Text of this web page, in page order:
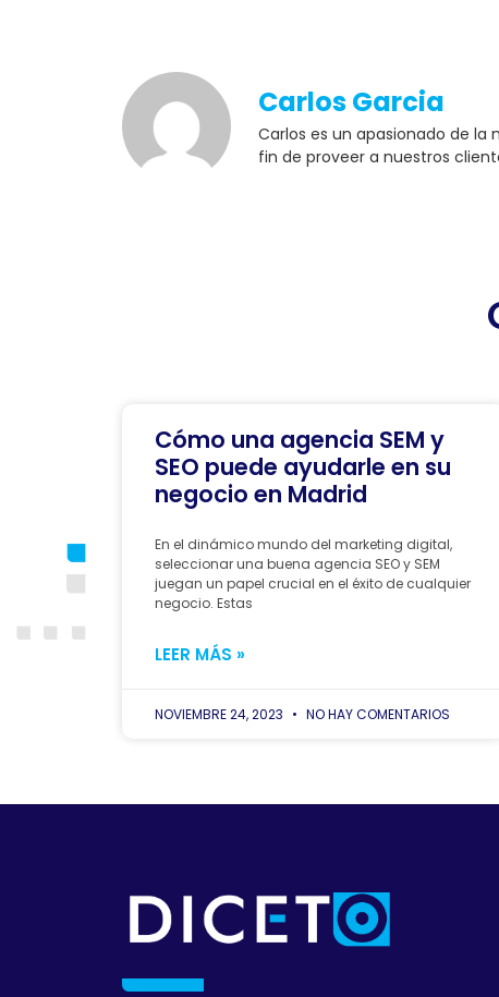
Carlos Garcia
Carlos es un apasionado de la
fin de proveer a nuestros
Cómo una agencia SEM y
SEO puede ayudarle en su
negocio en Madrid
En el dinámico mundo del marketing digital,
seleccionar una buena agencia SEO y SEM
juegan un papel crucial en el éxito de cualquier
negocio. Estas
LEER MÁS »
NOVIEMBRE 24, 2023 NO HAY COMENTARIOS